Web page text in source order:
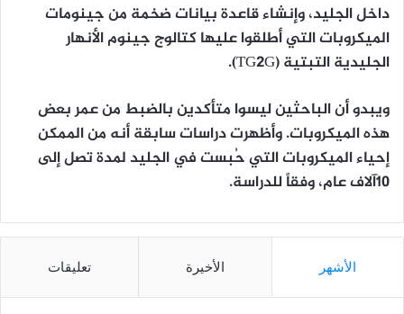
داخل الجليد، وإنشاء قاعدة بيانات ضخمة من جينومات
الميكروبات التي أطلقوا عليها كتالوج جينوم الأنهار
الجليدية التبتية (TG2G).
ويبدو أن الباحثين ليسوا متأكدين بالضبط من عمر بعض
هذه الميكروبات. وأظهرت دراسات سابقة أنه من الممكن
إحياء الميكروبات التي حُبست في الجليد لمدة تصل إلى
10آلاف عام، وفقاً للدراسة.
الأشهر الأخيرة تعليقات